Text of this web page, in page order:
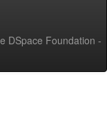
DSpace Foundation -